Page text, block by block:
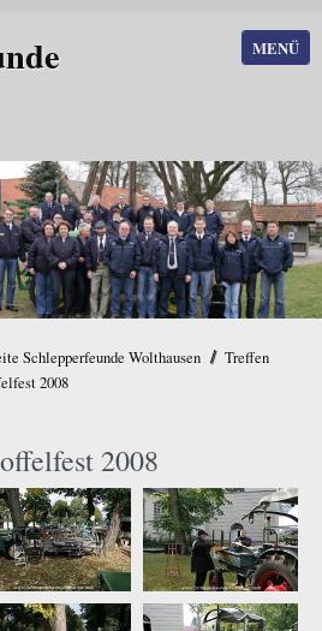
MENÜ
Schlepperfeunde Wolthausen / Treffen
2008
2008